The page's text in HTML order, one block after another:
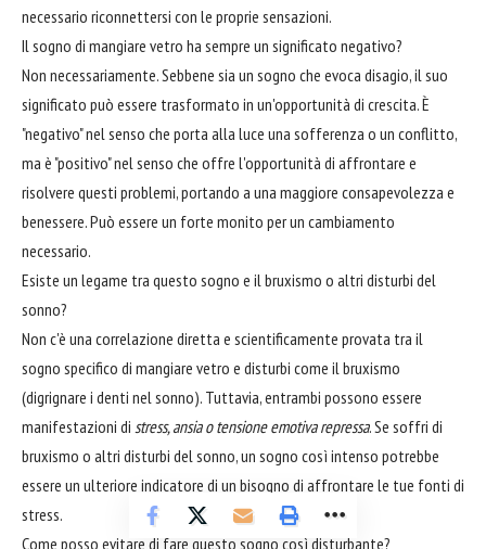
necessario riconnettersi con le proprie sensazioni.
Il sogno di mangiare vetro ha sempre un significato negativo?
Non necessariamente. Sebbene sia un sogno che evoca disagio, il suo
significato può essere trasformato in un'opportunità di crescita. È
"negativo" nel senso che porta alla luce una sofferenza o un conflitto,
ma è "positivo" nel senso che offre l'opportunità di affrontare e
risolvere questi problemi, portando a una maggiore consapevolezza e
benessere. Può essere un forte monito per un cambiamento
necessario.
Esiste un legame tra questo sogno e il bruxismo o altri disturbi del
sonno?
Non c'è una correlazione diretta e scientificamente provata tra il
sogno specifico di mangiare vetro e disturbi come il bruxismo
(digrignare i denti nel sonno). Tuttavia, entrambi possono essere
manifestazioni di stress, ansia o tensione emotiva repressa. Se soffri di
bruxismo o altri disturbi del sonno, un sogno così intenso potrebbe
essere un ulteriore indicatore di un bisogno di affrontare le tue fonti di
stress.
Come posso evitare di fare questo sogno così disturbante?